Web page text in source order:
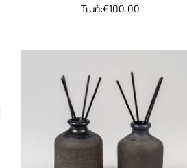
Τιμή:€100.00